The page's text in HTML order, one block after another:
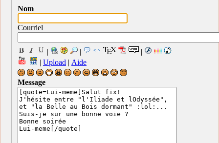
Nom
Courriel
| |
|
| Upload | Aide
Message